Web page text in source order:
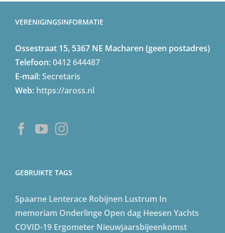
VERENIGINGSINFORMATIE
Ossestraat 15, 5367 NE Macharen (geen postadres)
Telefoon:0412 644487
E-mail:Secretaris
Web: https://aross.nl
GEBRUIKTE TAGS
Spaarne Lenterace Robijnen Lustrum In
memoriam Onderlinge Open dag Heesen Yachts
COVID-19 Ergometer Nieuwjaarsbijeenkomst